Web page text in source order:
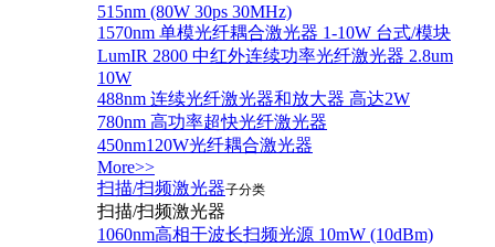
515nm (80W 30ps 30MHz)
1570nm 单模光纤耦合激光器 1-10W 台式/模块
LumIR 2800 中红外连续功率光纤激光器 2.8um
10W
488nm 连续光纤激光器和放大器 高达2W
780nm 高功率超快光纤激光器
450nm120W光纤耦合激光器
More>>
扫描/扫频激光器子分类
扫描/扫频激光器
1060nm高相干波长扫频光源 10mW (10dBm)